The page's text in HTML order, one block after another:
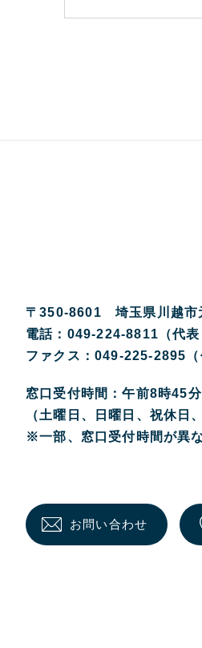
〒350-8601 埼玉県川越市
電話：049-224-8811（代表
ファクス：049-225-2895（
窓口受付時間：午前8時45
（土曜日、日曜日、祝休日
※一部、窓口受付時間が異
お問い合わせ